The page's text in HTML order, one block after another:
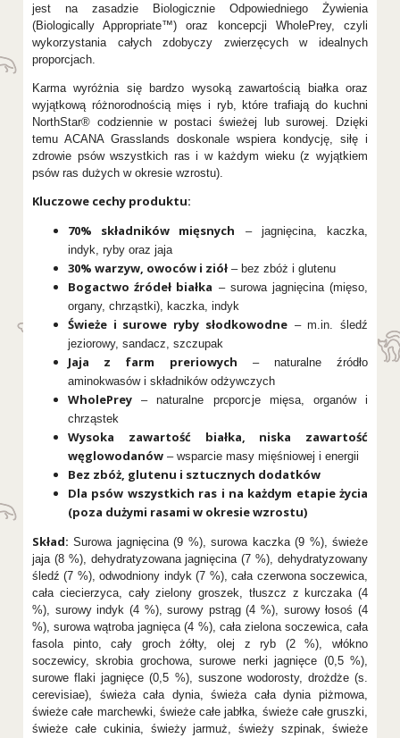
jest na zasadzie Biologicznie Odpowiedniego Żywienia
(Biologically Appropriate™) oraz koncepcji WholePrey, czyli
wykorzystania całych zdobyczy zwierzęcych w idealnych
proporcjach.
Karma wyróżnia się bardzo wysoką zawartością białka oraz
wyjątkową różnorodnością mięs i ryb, które trafiają do kuchni
NorthStar® codziennie w postaci świeżej lub surowej. Dzięki
temu ACANA Grasslands doskonale wspiera kondycję, siłę i
zdrowie psów wszystkich ras i w każdym wieku (z wyjątkiem
psów ras dużych w okresie wzrostu).
Kluczowe cechy produktu:
70% składników mięsnych – jagnięcina, kaczka,
indyk, ryby oraz jaja
30% warzyw, owoców i ziół – bez zbóż i glutenu
Bogactwo źródeł białka – surowa jagnięcina (mięso,
organy, chrząstki), kaczka, indyk
Świeże i surowe ryby słodkowodne– m.in. śledź
jeziorowy, sandacz, szczupak
Jaja z farm preriowych – naturalne źródło
aminokwasów i składników odżywczych
WholePrey – naturalne proporcje mięsa, organów i
chrząstek
Wysoka zawartość białka, niska zawartość
węglowodanów – wsparcie masy mięśniowej i energii
Bez zbóż, glutenu i sztucznych dodatków
Dla psów wszystkich ras i na każdym etapie życia
(poza dużymi rasami w okresie wzrostu)
Skład: Surowa jagnięcina (9 %), surowa kaczka (9 %), świeże
jaja (8 %), dehydratyzowana jagnięcina (7 %), dehydratyzowany
śledź (7 %), odwodniony indyk (7 %), cała czerwona soczewica,
cała ciecierzyca, cały zielony groszek, tłuszcz z kurczaka (4
%), surowy indyk (4 %), surowy pstrąg (4 %), surowy łosoś (4
%), surowa wątroba jagnięca (4 %), cała zielona soczewica, cała
fasola pinto, cały groch żółty, olej z ryb (2 %), włókno
soczewicy, skrobia grochowa, surowe nerki jagnięce (0,5 %),
surowe flaki jagnięce (0,5 %), suszone wodorosty, drożdże (s.
cerevisiae), świeża cała dynia, świeża cała dynia piżmowa,
świeże całe marchewki, świeże całe jabłka, świeże całe gruszki,
świeże całe cukinia, świeży jarmuż, świeży szpinak, świeże